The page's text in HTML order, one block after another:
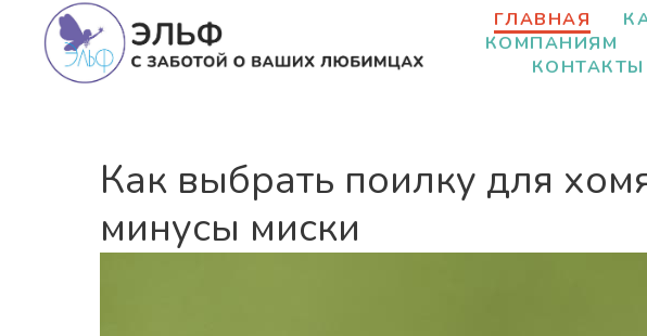
ГЛАВНАЯ
КОМПАНИЯМ
КОНТАКТЫ
Как выбрать поилку для
минусы миски